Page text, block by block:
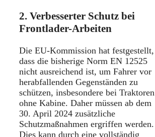
2. Verbesserter Schutz bei
Frontlader-Arbeiten
Die EU-Kommission hat festgestellt,
dass die bisherige Norm EN 12525
nicht ausreichend ist, um Fahrer vor
herabfallenden Gegenständen zu
schützen, insbesondere bei Traktoren
ohne Kabine. Daher müssen ab dem
30. April 2024 zusätzliche
Schutzmaßnahmen ergriffen werden.
Dies kann durch eine vollständig